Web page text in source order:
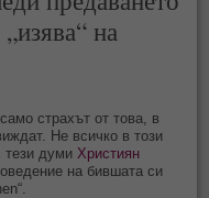
на
страхът от това, в
Не всичко в този
тези думи Християн
на бившата си